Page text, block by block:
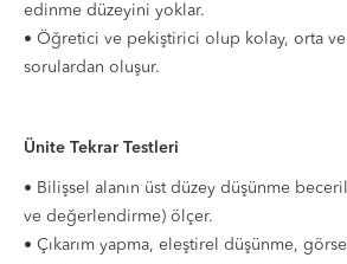
edinme düzeyini yoklar.
• Öğretici ve pekiştirici olup kolay, orta
sorulardan oluşur.
Ünite Tekrar Testleri
• Bilişsel alanın üst düzey düşünme
ve değerlendirme) ölçer.
• Çıkarım yapma, eleştirel düşünme,